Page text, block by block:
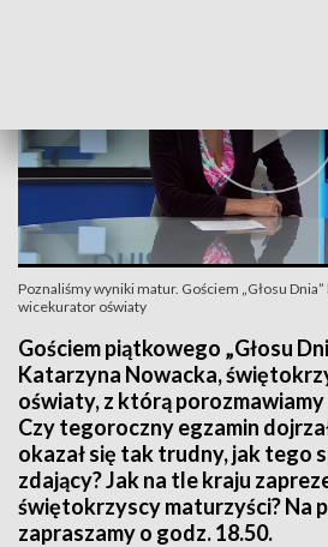
Poznaliśmy wyniki matur. Gościem „Głosu
wicekurator oświaty
Gościem piątkowego „Głosu
Katarzyna Nowacka,
oświaty, z którą
Czy tegoroczny egzamin
okazał się tak trudny, jak tego
zdający? Jak na tle kraju
świętokrzyscy maturzyści? Na
zapraszamy o godz. 18.50.